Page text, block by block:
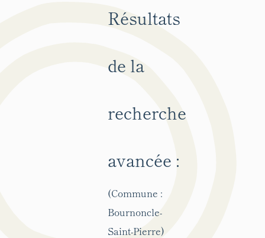
Résultats
de la
recherche
avancée :
(Commune :
Bournoncle-
Saint-Pierre)